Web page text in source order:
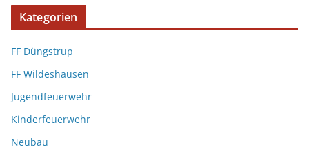
Kategorien
FF Düngstrup
FF Wildeshausen
Jugendfeuerwehr
Kinderfeuerwehr
Neubau